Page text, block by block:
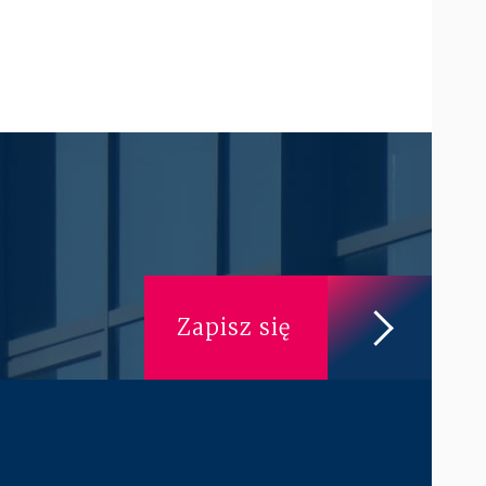
Zapisz się